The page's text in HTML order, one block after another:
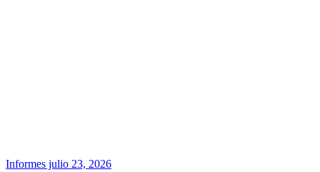
Informes julio 23, 2026